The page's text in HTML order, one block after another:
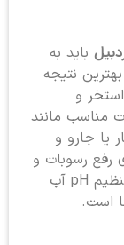
باید به
نتیجه
و
مناسب مانند
یا جارو و
رفع رسوبات و
ضدعفونی کردن آب، و در نهایت بررسی و تنظیم pH آب
است.